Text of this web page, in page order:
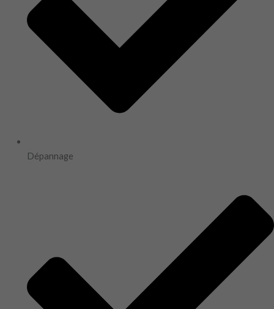
Dépannage